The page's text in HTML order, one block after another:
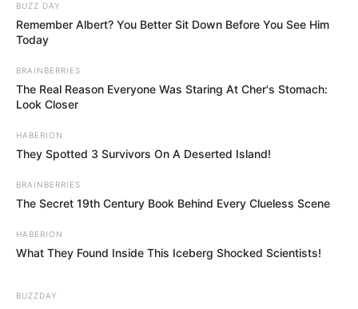
BUZZ DAY
Remember Albert? You Better Sit Down Before You See Him
Today
BRAINBERRIES
The Real Reason Everyone Was Staring At Cher's Stomach:
Look Closer
HABERION
They Spotted 3 Survivors On A Deserted Island!
BRAINBERRIES
The Secret 19th Century Book Behind Every Clueless Scene
HABERION
What They Found Inside This Iceberg Shocked Scientists!
BUZZDAY